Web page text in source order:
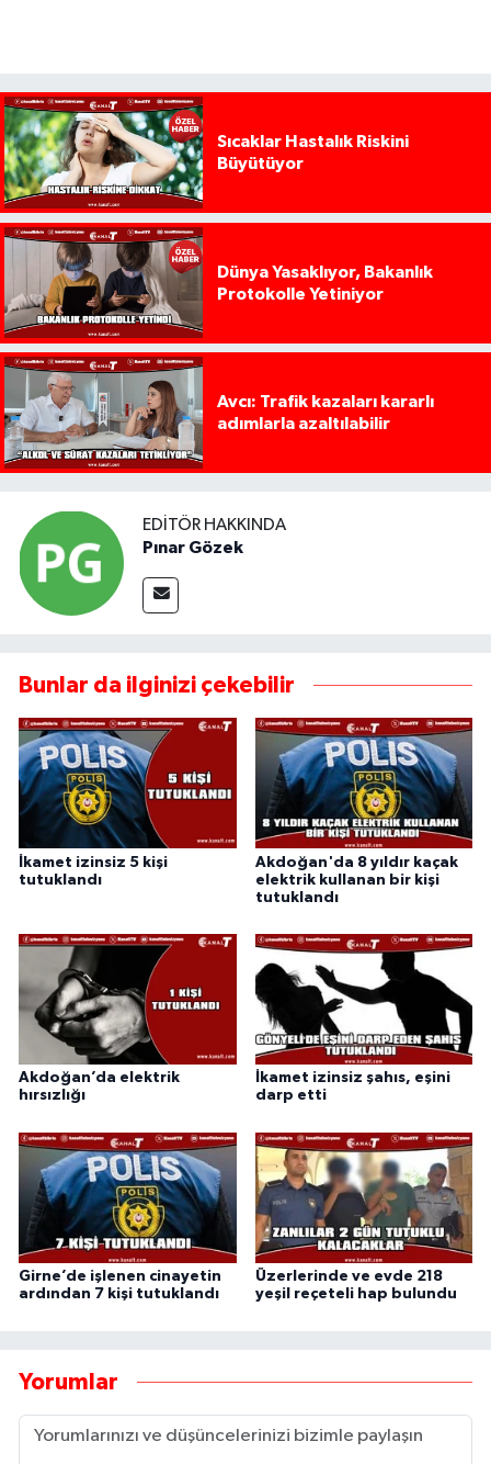
Sıcaklar Hastalık Riskini
Büyütüyor
Dünya Yasaklıyor, Bakanlık
Protokolle Yetiniyor
Avcı: Trafik kazaları kararlı
adımlarla azaltılabilir
EDITÖR HAKKINDA
Pınar Gözek
Bunlar da ilginizi çekebilir
İkamet izinsiz 5 kişi
tutuklandı
Akdoğan'da 8 yıldır kaçak
elektrik kullanan bir kişi
tutuklandı
Akdoğan’da elektrik
hırsızlığı
İkamet izinsiz şahıs, eşini
darp etti
Girne’de işlenen cinayetin
ardından 7 kişi tutuklandı
Üzerlerinde ve evde 218
yeşil reçeteli hap bulundu
Yorumlar